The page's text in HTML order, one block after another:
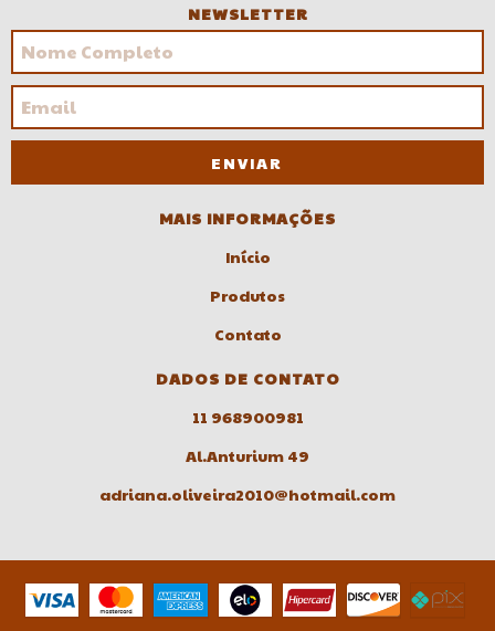
NEWSLETTER
MAIS INFORMAÇÕES
Início
Produtos
Contato
DADOS DE CONTATO
11 968900981
Al.Anturium 49
adriana.oliveira2010@hotmail.com